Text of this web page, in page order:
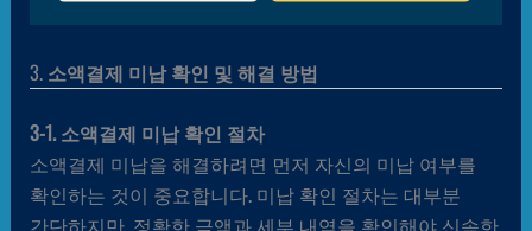
3. 소액결제 미납 확인 및 해결 방법
3-1. 소액결제 미납 확인 절차
소액결제 미납을 해결하려면 먼저 자신의 미납 여부를
확인하는 것이 중요합니다. 미납 확인 절차는 대부분
간단하지만, 정확한 금액과 세부 내역을 확인해야 신속한